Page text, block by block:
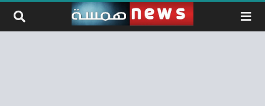
التخطي إلى المحتوى